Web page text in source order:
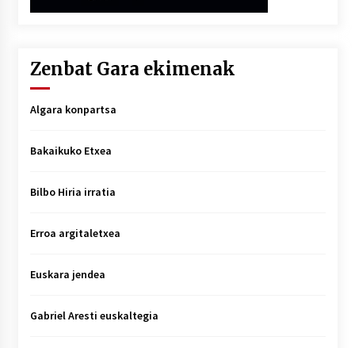
Zenbat Gara ekimenak
Algara konpartsa
Bakaikuko Etxea
Bilbo Hiria irratia
Erroa argitaletxea
Euskara jendea
Gabriel Aresti euskaltegia